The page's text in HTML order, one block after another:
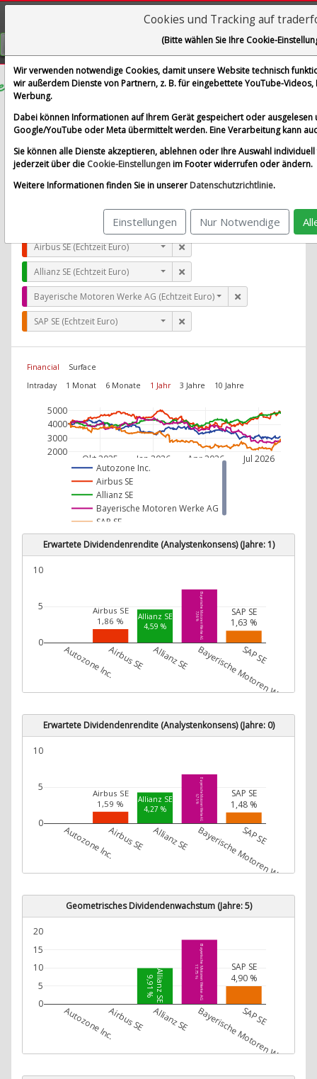
Autozone Inc.
im Vergleich mit Airbus SE, Allianz SE, Bayerische
Aktualisieren
Autozone Inc. (Echtzeit USD)
Airbus SE (Echtzeit Euro)
Allianz SE (Echtzeit Euro)
Bayerische Motoren Werke AG (Echtzeit Euro)
SAP SE (Echtzeit Euro)
Financial
Surface
Intraday
1 Monat 6 Monate 1 Jahr 3 Jahre 10 Jahre
Okt 2025 Jan 2026 Apr 2026 Jul 2026
2000
3000
4000
5000
Autozone Inc.
Airbus SE
Allianz SE
Bayerische Motoren Werke AG
SAP SE
Erwartete Dividendenrendite (Analystenkonsens) (Jahre: 1)
Airbus SE
1,86 % Allianz SE
4,59 % Bayerische Motoren Werke AG
7,36 % SAP SE
1,63 %
Autozone Inc.Airbus SE Allianz SE Bayerische Motoren Werke AG
SAP SE
0
5
10
Erwartete Dividendenrendite (Analystenkonsens) (Jahre: 0)
Airbus SE
1,59 % Allianz SE
4,27 % Bayerische Motoren Werke AG
6,76 % SAP SE
1,48 %
Autozone Inc.Airbus SE Allianz SE Bayerische Motoren Werke AG
SAP SE
0
5
10
Geometrisches Dividendenwachstum (Jahre: 5)
Allianz SE
9,91 % Bayerische Motoren Werke AG
17,75 % SAP SE
4,90 %
Autozone Inc.Airbus SE Allianz SE Bayerische Motoren Werke AG
SAP SE
0
5
10
15
20
Cookies und Tracking auf
(Bitte wählen Sie Ihre Cookie-
Wir verwenden notwendige Cookies, damit unsere Website technisch
wir außerdem Dienste von Partnern, z. B. für eingebettete YouTube-
Werbung.
Dabei können Informationen auf Ihrem Gerät gespeichert oder
Google/YouTube oder Meta übermittelt werden. Eine Verarbeitung kann
Sie können alle Dienste akzeptieren, ablehnen oder Ihre Auswahl
jederzeit über die Cookie-Einstellungenim Footer widerrufen oder ändern.
Weitere Informationen finden Sie in unserer Datenschutzrichtlinie.
Einstellungen Nur Notwendige